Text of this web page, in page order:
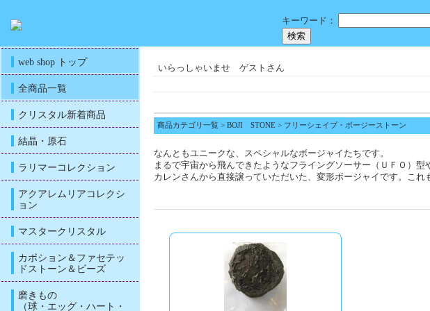
キーワード：
web shop トップ
全商品一覧
クリスタル新着商品
結晶・原石
ラリマーコレクション
アクアレムリアコレクシ
ョン
マスタークリスタル
カボション＆ファセテッ
ドストーン＆ビーズ
磨きもの
（球・エッグ・ハート・
いらっしゃいませ ゲストさん
商品カテゴリ一覧 > BOJI STONE > フリーシェイプ・ボージーストーン
なんともユニークな、スペシャルなボージャイたちです。
まるで宇宙から飛んできたようなフライングソーサー（ＵＦＯ）型
カレンさんから直接譲っていただいた、変形ボージャイです。これ